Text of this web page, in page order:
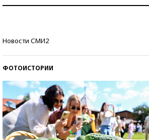
Новости СМИ2
ФОТОИСТОРИИ